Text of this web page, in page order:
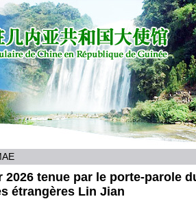
tenue par le porte-parole
étrangères Lin Jian